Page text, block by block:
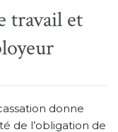
travail et
donne
de l’obligation de